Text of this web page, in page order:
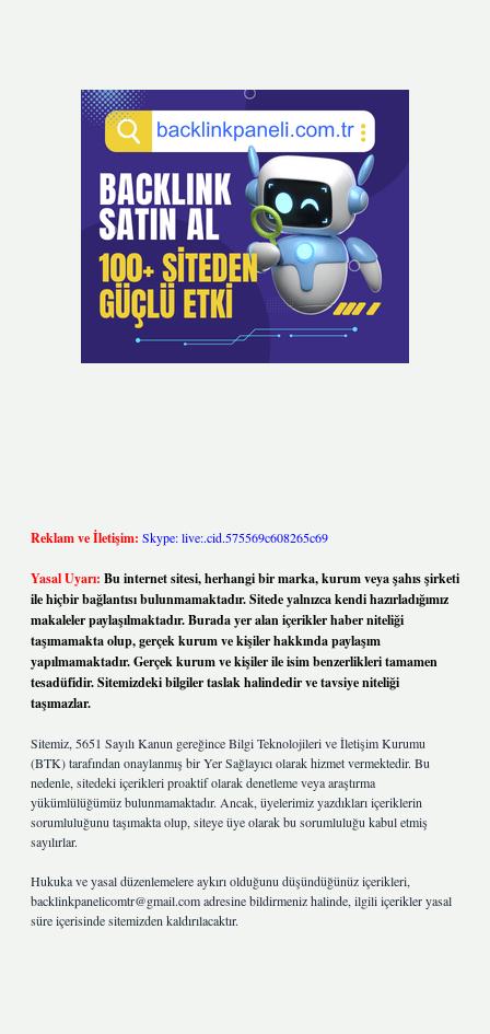
Reklam ve İletişim: Skype: live:.cid.575569c608265c69
Yasal Uyarı: Bu internet sitesi, herhangi bir marka, kurum veya şahıs şirketi
ile hiçbir bağlantısı bulunmamaktadır. Sitede yalnızca kendi hazırladığımız
makaleler paylaşılmaktadır. Burada yer alan içerikler haber niteliği
taşımamakta olup, gerçek kurum ve kişiler hakkında paylaşım
yapılmamaktadır. Gerçek kurum ve kişiler ile isim benzerlikleri tamamen
tesadüfidir. Sitemizdeki bilgiler taslak halindedir ve tavsiye niteliği
taşımazlar.
Sitemiz, 5651 Sayılı Kanun gereğince Bilgi Teknolojileri ve İletişim Kurumu
(BTK) tarafından onaylanmış bir Yer Sağlayıcı olarak hizmet vermektedir. Bu
nedenle, sitedeki içerikleri proaktif olarak denetleme veya araştırma
yükümlülüğümüz bulunmamaktadır. Ancak, üyelerimiz yazdıkları içeriklerin
sorumluluğunu taşımakta olup, siteye üye olarak bu sorumluluğu kabul etmiş
sayılırlar.
Hukuka ve yasal düzenlemelere aykırı olduğunu düşündüğünüz içerikleri,
backlinkpanelicomtr@gmail.comadresine bildirmeniz halinde, ilgili içerikler yasal
süre içerisinde sitemizden kaldırılacaktır.